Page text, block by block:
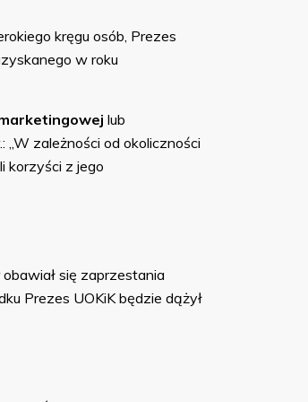
kręgu osób, Prezes
w roku
lub
„W zależności od okoliczności
korzyści z jego
się zaprzestania
Prezes UOKiK będzie dążył